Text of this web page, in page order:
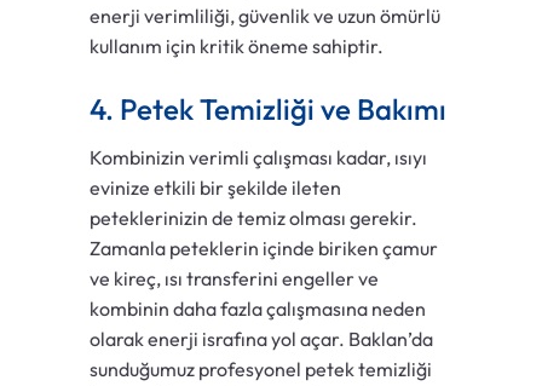
enerji verimliliği, güvenlik ve uzun ömürlü
kullanım için kritik öneme sahiptir.
4. Petek Temizliği ve Bakımı
Kombinizin verimli çalışması kadar, ısıyı
evinize etkili bir şekilde ileten
peteklerinizin de temiz olması gerekir.
Zamanla peteklerin içinde biriken çamur
ve kireç, ısı transferini engeller ve
kombinin daha fazla çalışmasına neden
olarak enerji israfına yol açar. Baklan’da
sunduğumuz profesyonel petek temizliği